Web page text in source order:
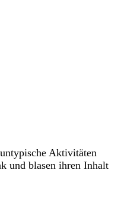
Aktivitäten
und blasen ihren Inhalt